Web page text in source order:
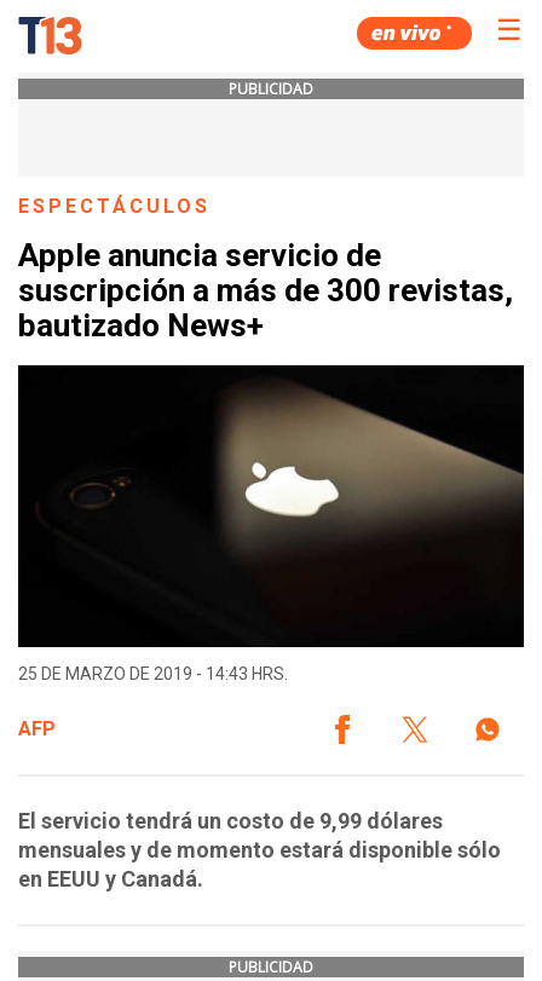
☰
PUBLICIDAD
ESPECTÁCULOS
Apple anuncia servicio de
suscripción a más de 300 revistas,
bautizado News+
25 DE MARZO DE 2019 - 14:43 HRS.
AFP
El servicio tendrá un costo de 9,99 dólares
mensuales y de momento estará disponible sólo
en EEUU y Canadá.
PUBLICIDAD